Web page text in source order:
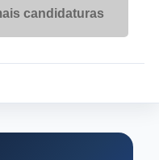
candidaturas